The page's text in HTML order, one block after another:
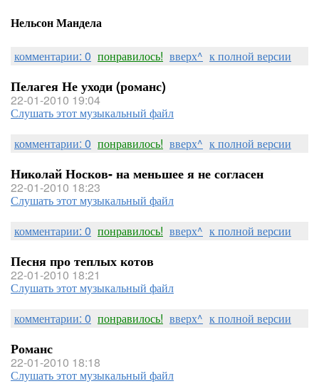
Нельсон Мандела
комментарии: 0 понравилось! вверх^ к полной версии
Пелагея Не уходи (романс)
22-01-2010 19:04
Слушать этот музыкальный файл
комментарии: 0 понравилось! вверх^ к полной версии
Николай Носков- на меньшее я не согласен
22-01-2010 18:23
Слушать этот музыкальный файл
комментарии: 0 понравилось! вверх^ к полной версии
Песня про теплых котов
22-01-2010 18:21
Слушать этот музыкальный файл
комментарии: 0 понравилось! вверх^ к полной версии
Романс
22-01-2010 18:18
Слушать этот музыкальный файл